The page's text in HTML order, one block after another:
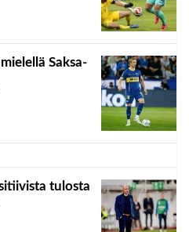
Saksa-
tulosta